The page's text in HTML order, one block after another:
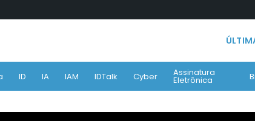
ID IA IAM IDTalk Cyber Assinatura
Eletrônica